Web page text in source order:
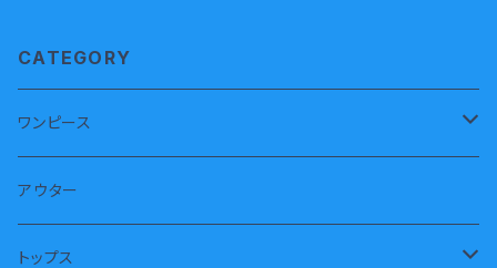
CATEGORY
ワンピース
半袖
長袖
アウター
トップス